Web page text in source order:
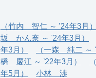
（竹内 智仁 ～ '24年3月）
坂 かん奈 ～ '24年3月）
年3月）
（一森 純二 ～
橋 慶江 ～ '22年3月）
年5月）
小林 渉